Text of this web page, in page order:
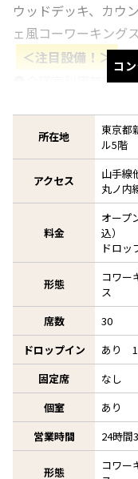
ウッドデッキ、カウ
ェ風コーワーキング
＜注目設備！＞
●会議室利用無料（
●24時間365日ご利
コ
所在地
東京都
ル5階
アクセス
山手線
丸ノ内
料金
オープ
込）
ドロッ
形態
コワー
ス
席数
30
ドロップイン
あり
固定席
なし
個室
あり
営業時間
24時間
形態
コワー